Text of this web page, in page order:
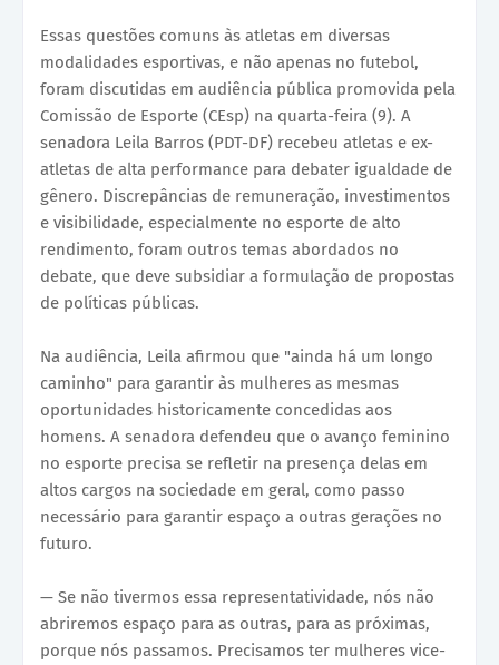
Essas questões comuns às atletas em diversas
modalidades esportivas, e não apenas no futebol,
foram discutidas em audiência pública promovida pela
Comissão de Esporte (CEsp) na quarta-feira (9). A
senadora Leila Barros (PDT-DF) recebeu atletas e ex-
atletas de alta performance para debater igualdade de
gênero. Discrepâncias de remuneração, investimentos
e visibilidade, especialmente no esporte de alto
rendimento, foram outros temas abordados no
debate, que deve subsidiar a formulação de propostas
de políticas públicas.
Na audiência, Leila afirmou que "ainda há um longo
caminho" para garantir às mulheres as mesmas
oportunidades historicamente concedidas aos
homens. A senadora defendeu que o avanço feminino
no esporte precisa se refletir na presença delas em
altos cargos na sociedade em geral, como passo
necessário para garantir espaço a outras gerações no
futuro.
— Se não tivermos essa representatividade, nós não
abriremos espaço para as outras, para as próximas,
porque nós passamos. Precisamos ter mulheres vice-